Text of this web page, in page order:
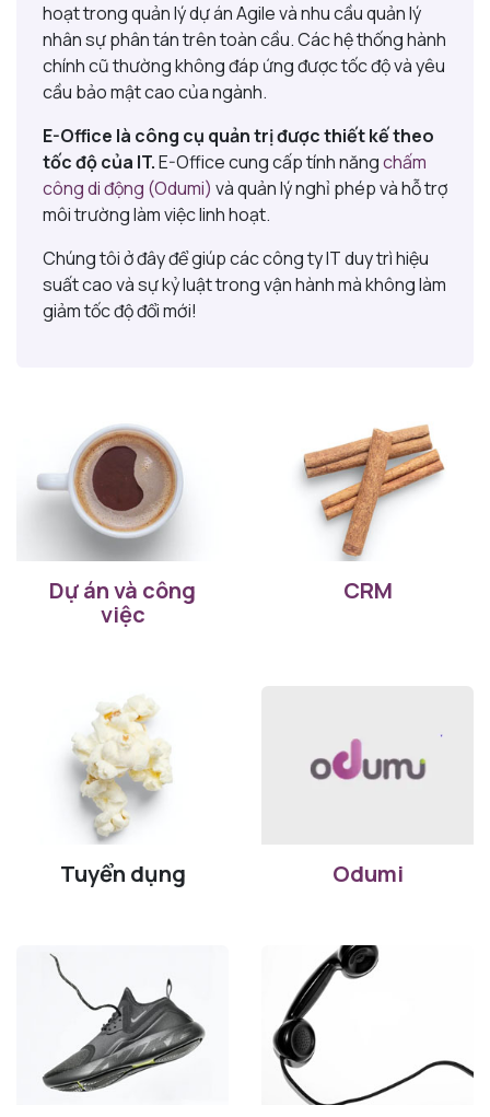
hoạt trong quản lý dự án Agile và nhu cầu quản lý
nhân sự phân tán trên toàn cầu. Các hệ thống hành
chính cũ thường không đáp ứng được tốc độ và yêu
cầu bảo mật cao của ngành.
E-Office là công cụ quản trị được thiết kế theo
tốc độ của IT.E-Office cung cấp tính năngchấm
công di động (Odumi) và quản lý nghỉ phép và hỗ trợ
môi trường làm việc linh hoạt.
Chúng tôi ở đây để giúp các công ty IT duy trì hiệu
suất cao và sự kỷ luật trong vận hành mà không làm
giảm tốc độ đổi mới!
Dự án và công
việc
CRM
Tuyển dụng Odumi